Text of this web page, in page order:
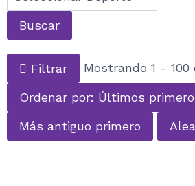
Buscar
Filtrar Mostrando 1 - 100
Ordenar por: Últimos primero
Más antiguo primero